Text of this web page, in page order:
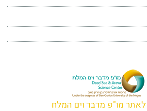
מו"פ מדבר וים המלח